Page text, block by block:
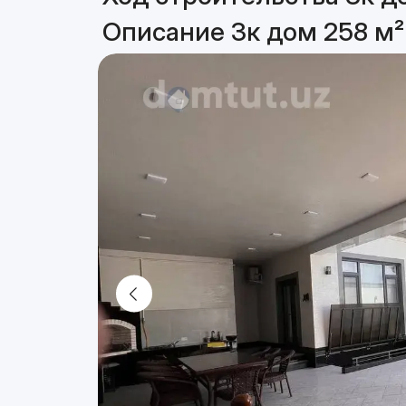
Описание 3к дом 258 м²